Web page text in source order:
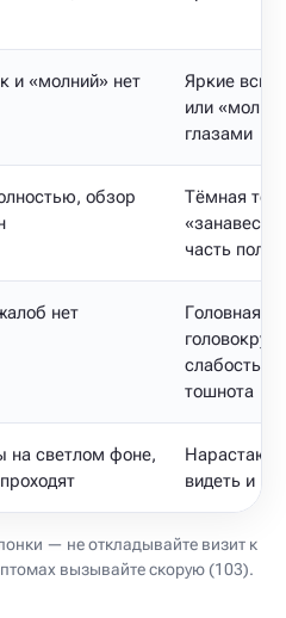
и «молний» нет
Яркие
или
глазами
обзор
Тёмная
часть поля
нет
Головная
слабость,
тошнота
на светлом фоне,
видеть и не
— не откладывайте визит к
вызывайте скорую (103).